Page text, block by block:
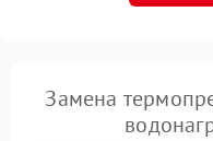
Замена